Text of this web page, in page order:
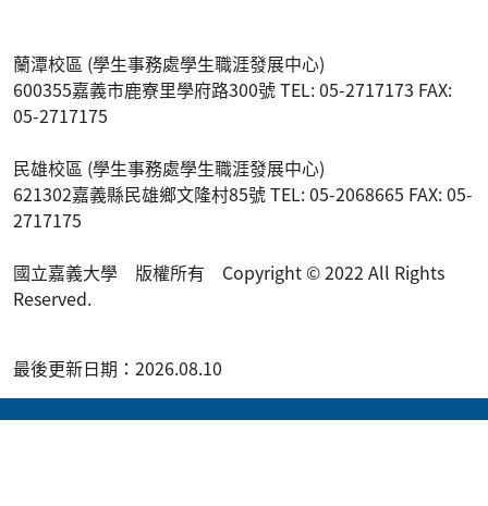
蘭潭校區 (學生事務處學生職涯發展中心)
600355嘉義市鹿寮里學府路300號 TEL: 05-2717173 FAX:
05-2717175
民雄校區 (學生事務處學生職涯發展中心)
621302嘉義縣民雄鄉文隆村85號 TEL: 05-2068665 FAX: 05-
2717175
國立嘉義大學 版權所有 Copyright © 2022 All Rights
Reserved.
最後更新日期：2026.08.10